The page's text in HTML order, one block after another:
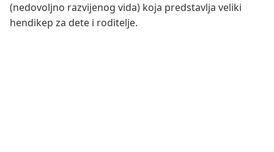
(nedovoljno razvijenog vida) koja predstavlja veliki
hendikep za dete i roditelje.